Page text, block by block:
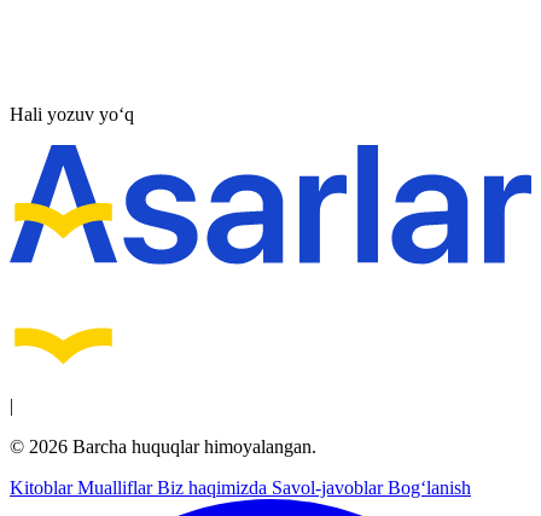
Hali yozuv yo‘q
|
© 2026 Barcha huquqlar himoyalangan.
KitoblarMualliflarBiz haqimizda Savol-javoblarBog‘lanish